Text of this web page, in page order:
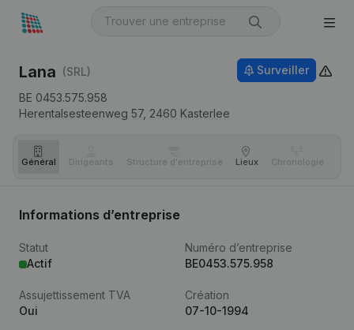
Lana (SRL)
BE 0453.575.958
Herentalsesteenweg 57, 2460 Kasterlee
Surveiller
Général Dirigeants Structure d'entreprise Lieux Chronologie
Informations d’entreprise
Statut
Actif
Numéro d’entreprise
BE0453.575.958
Assujettissement TVA
Oui
Création
07-10-1994